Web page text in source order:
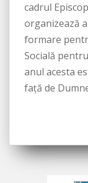
cadrul
organizează
formare
Socială
anul acesta
faţă de